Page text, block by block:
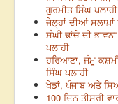
ਗੁਰਮੀਤ ਸਿੰਘ ਪਲਾਹੀ
ਜੇਲ੍ਹਾਂ ਦੀਆਂ
ਸੰਘੀ ਢਾਂਚੇ ਦੀ
ਪਲਾਹੀ
ਹਰਿਆਣਾ, ਜੰਮੂ-
ਸਿੰਘ ਪਲਾਹੀ
ਖੇਡਾਂ, ਪੰਜਾਬ ਅਤੇ
100 ਦਿਨ ਤੀਸਰੀ